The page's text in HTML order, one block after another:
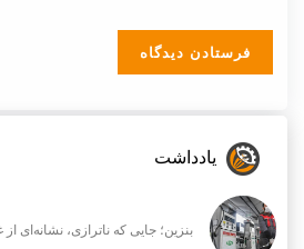
یادداشت
بنزین؛ جایی که ناترازی، نشانه‌ای